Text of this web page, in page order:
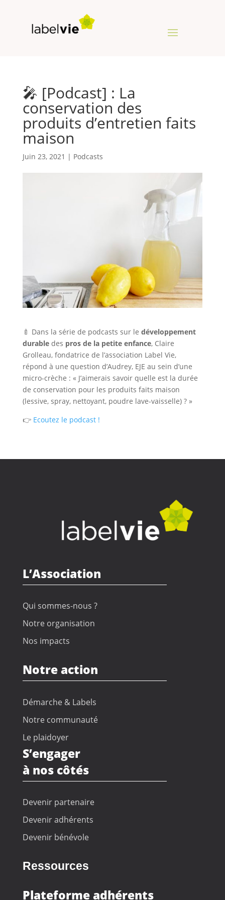
🎤 [Podcast] : La
conservation des
produits d’entretien faits
maison
Juin 23, 2021 | Podcasts
🍼 Dans la série de podcasts sur le développement
durabledes pros de la petite enfance, Claire
Grolleau, fondatrice de l’association Label Vie,
répond à une question d’Audrey, EJE au sein d’une
micro-crèche : « J’aimerais savoir quelle est la durée
de conservation pour les produits faits maison
(lessive, spray, nettoyant, poudre lave-vaisselle) ? »
👉 Ecoutez le podcast !
L’Association
Qui sommes-nous ?
Notre organisation
Nos impacts
Notre action
Démarche & Labels
Notre communauté
Le plaidoyer
S’engager
à nos côtés
Devenir partenaire
Devenir adhérents
Devenir bénévole
Ressources
Plateforme adhérents